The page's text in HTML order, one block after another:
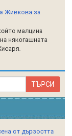
Живкова за
малцина
някогашната
от дързостта